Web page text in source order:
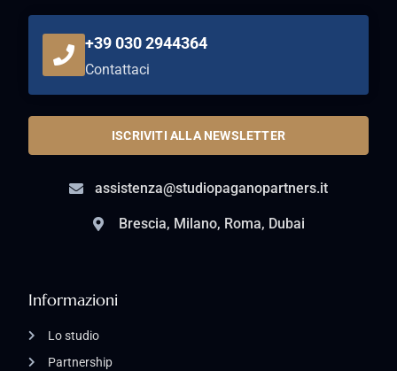
Informazioni
Lo studio
Partnership
+39 030 2944364
Contattaci
ISCRIVITI ALLA NEWSLETTER
assistenza@studiopaganopartners.it
Brescia, Milano, Roma, Dubai